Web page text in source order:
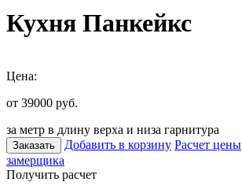
Кухня Панкейкс
Цена:
от 39000 руб.
за метр в длину верха и низа гарнитура
Заказать Добавить в корзину Расчет цены
замерщика
Получить расчет